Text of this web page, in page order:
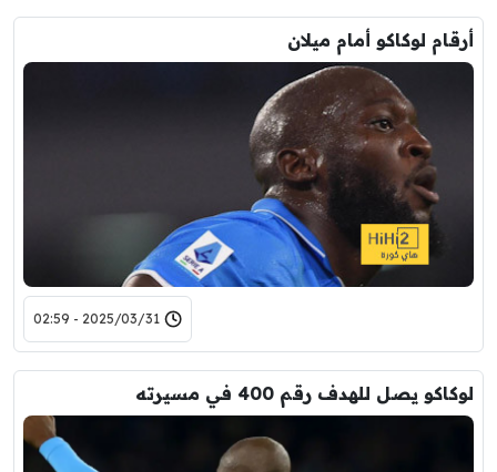
أرقام لوكاكو أمام ميلان
2025/03/31 - 02:59
لوكاكو يصل للهدف رقم 400 في مسيرته